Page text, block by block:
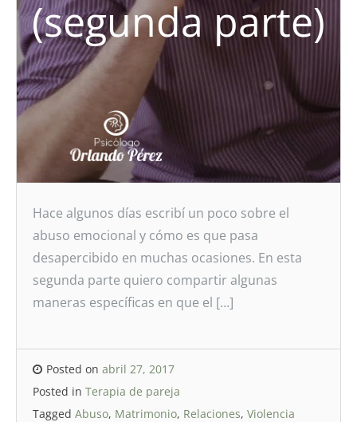
(segunda parte)
Hace algunos días escribí un poco sobre el
abuso emocional y cómo es que pasa
desapercibido en muchas ocasiones. En esta
segunda parte quiero compartir algunas
maneras específicas en que el […]
Posted on abril 27, 2017
Posted in Terapia de pareja
Tagged Abuso, Matrimonio, Relaciones, Violencia